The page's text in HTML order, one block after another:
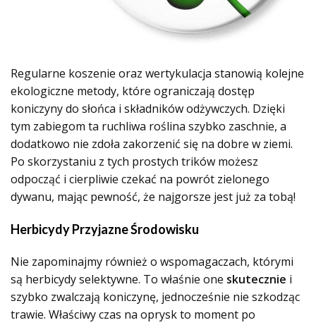
Regularne koszenie oraz wertykulacja stanowią kolejne
ekologiczne metody, które ograniczają dostęp
koniczyny do słońca i składników odżywczych. Dzięki
tym zabiegom ta ruchliwa roślina szybko zaschnie, a
dodatkowo nie zdoła zakorzenić się na dobre w ziemi.
Po skorzystaniu z tych prostych trików możesz
odpocząć i cierpliwie czekać na powrót zielonego
dywanu, mając pewność, że najgorsze jest już za tobą!
Herbicydy Przyjazne Środowisku
Nie zapominajmy również o wspomagaczach, którymi
są herbicydy selektywne. To właśnie one skutecznie i
szybko zwalczają koniczynę, jednocześnie nie szkodząc
trawie. Właściwy czas na oprysk to moment po